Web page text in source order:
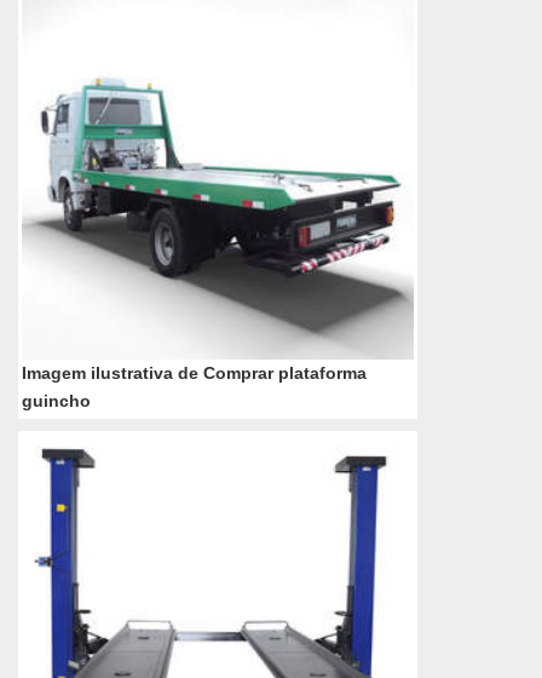
Imagem ilustrativa de Comprar plataforma
guincho